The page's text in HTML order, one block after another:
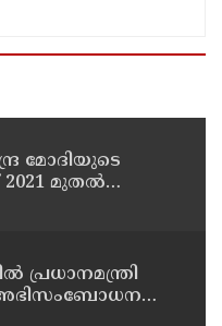
മോദിയുടെ
2021 മുതല്‍
പ്രധാനമന്ത്രി
അഭിസംബോധന